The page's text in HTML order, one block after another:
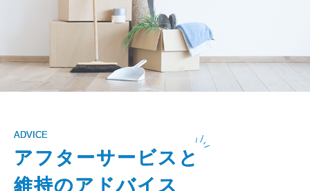
ADVICE
アフターサービスと
維持のアドバイス